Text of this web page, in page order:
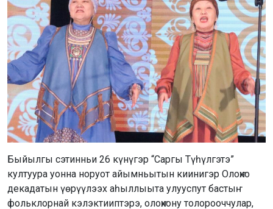
Быйылгы сэтинньи 26 күнүгэр “Саргы Түһүлгэтэ”
култуура уонна норуот айымньытын киинигэр Олоҥхо
декадатын үөрүүлээх аһыллыыта улууспут бастыҥ
фольклорнай кэлэктииптэрэ, олоҥхону толорооччулар,